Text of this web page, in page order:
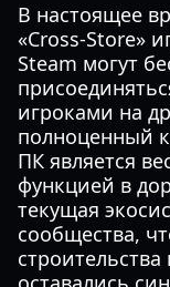
В настоящее
«Cross-Store»
Steam могут
игроками на
полноценный
ПК является
функцией в
текущая
сообщества,